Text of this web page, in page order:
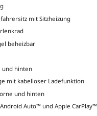
mit Sitzheizung
beheizbar
und hinten
mit kabelloser Ladefunktion
und hinten
Auto™ und Apple CarPlay™